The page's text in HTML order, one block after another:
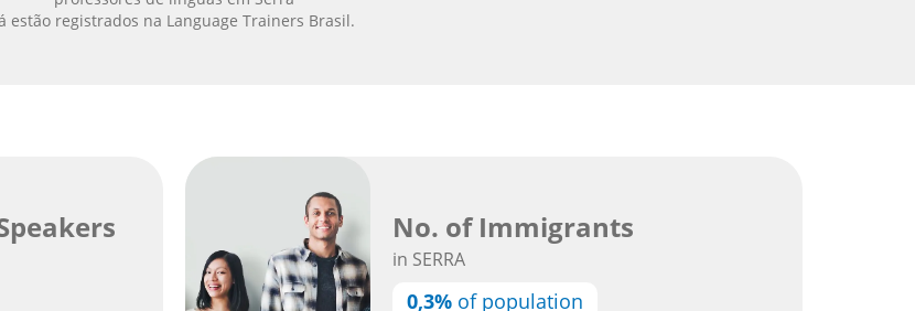
estão registrados na Language Trainers Brasil.
No. of Immigrants
in SERRA
0,3% of population